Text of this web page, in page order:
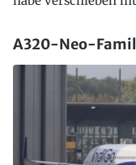
A320-Neo-